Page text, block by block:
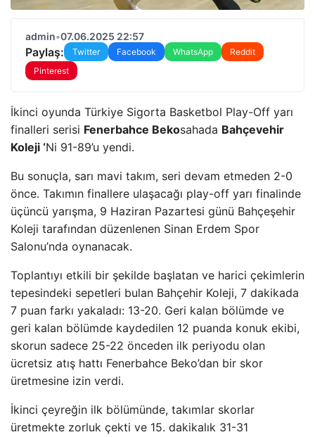
admin•07.06.2025 22:57
Paylaş: Twitter Facebook WhatsApp
Reddit
Pinterest
İkinci oyunda Türkiye Sigorta Basketbol Play-Off yarı
finalleri serisi Fenerbahce Bekosahada Bahçevehir
Koleji ‘Ni 91-89’u yendi.
Bu sonuçla, sarı mavi takım, seri devam etmeden 2-0
önce. Takımın finallere ulaşacağı play-off yarı finalinde
üçüncü yarışma, 9 Haziran Pazartesi günü Bahçeşehir
Koleji tarafından düzenlenen Sinan Erdem Spor
Salonu’nda oynanacak.
Toplantıyı etkili bir şekilde başlatan ve harici çekimlerin
tepesindeki sepetleri bulan Bahçehir Koleji, 7 dakikada
7 puan farkı yakaladı: 13-20. Geri kalan bölümde ve
geri kalan bölümde kaydedilen 12 puanda konuk ekibi,
skorun sadece 25-22 önceden ilk periyodu olan
ücretsiz atış hattı Fenerbahce Beko’dan bir skor
üretmesine izin verdi.
İkinci çeyreğin ilk bölümünde, takımlar skorlar
üretmekte zorluk çekti ve 15. dakikalık 31-31